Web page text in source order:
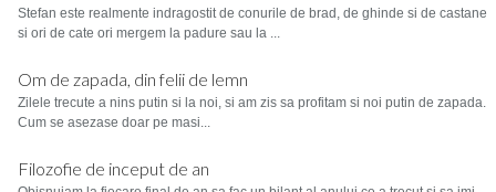
Stefan este realmente indragostit de conurile de brad, de ghinde si de castane
si ori de cate ori mergem la padure sau la ...
Om de zapada, din felii de lemn
Zilele trecute a nins putin si la noi, si am zis sa profitam si noi putin de zapada.
Cum se asezase doar pe masi...
Filozofie de inceput de an